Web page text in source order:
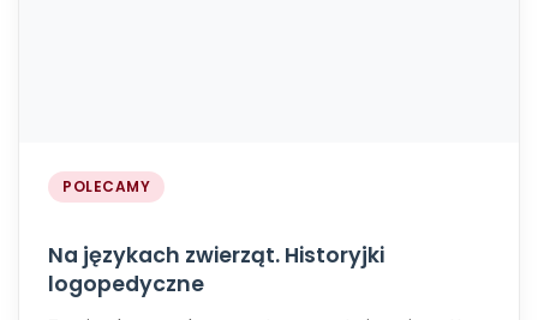
POLECAMY
Na językach zwierząt. Historyjki
logopedyczne